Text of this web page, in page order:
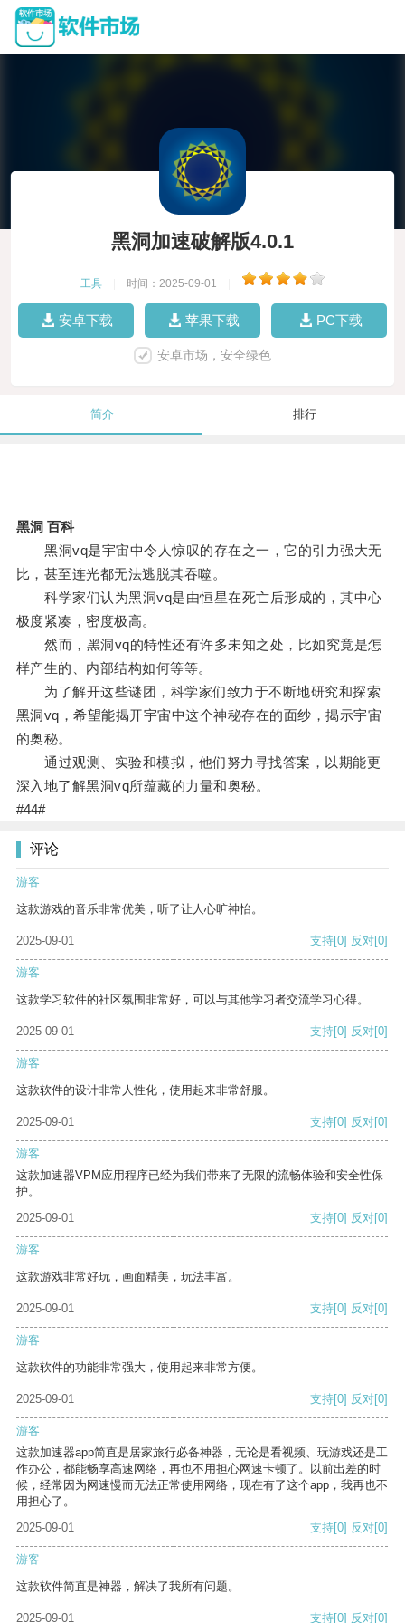
黑洞加速破解版4.0.1
工具 时间：2025-09-01
安卓下载 苹果下载 PC下载
安卓市场，安全绿色
简介 排行
黑洞 百科
黑洞vq是宇宙中令人惊叹的存在之一，它的引力强大无
比，甚至连光都无法逃脱其吞噬。
科学家们认为黑洞vq是由恒星在死亡后形成的，其中心
极度紧凑，密度极高。
然而，黑洞vq的特性还有许多未知之处，比如究竟是怎
样产生的、内部结构如何等等。
为了解开这些谜团，科学家们致力于不断地研究和探索
黑洞vq，希望能揭开宇宙中这个神秘存在的面纱，揭示宇宙
的奥秘。
通过观测、实验和模拟，他们努力寻找答案，以期能更
深入地了解黑洞vq所蕴藏的力量和奥秘。
#44#
评论
游客
这款游戏的音乐非常优美，听了让人心旷神怡。
2025-09-01 支持[0] 反对[0]
游客
这款学习软件的社区氛围非常好，可以与其他学习者交流学习心得。
2025-09-01 支持[0] 反对[0]
游客
这款软件的设计非常人性化，使用起来非常舒服。
2025-09-01 支持[0] 反对[0]
游客
这款加速器VPM应用程序已经为我们带来了无限的流畅体验和安全性保
护。
2025-09-01
支持[0] 反对[0]
游客
这款游戏非常好玩，画面精美，玩法丰富。
2025-09-01 支持[0] 反对[0]
游客
这款软件的功能非常强大，使用起来非常方便。
2025-09-01 支持[0] 反对[0]
游客
这款加速器app简直是居家旅行必备神器，无论是看视频、玩游戏还是工
作办公，都能畅享高速网络，再也不用担心网速卡顿了。以前出差的时
候，经常因为网速慢而无法正常使用网络，现在有了这个app，我再也不
用担心了。
2025-09-01
支持[0] 反对[0]
游客
这款软件简直是神器，解决了我所有问题。
2025-09-01 支持[0] 反对[0]